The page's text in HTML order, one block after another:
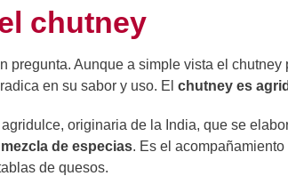
chutney
pregunta. Aunque a simple vista el
en su sabor y uso. El chutney es
originaria de la India, que se
de especias. Es el
de quesos.